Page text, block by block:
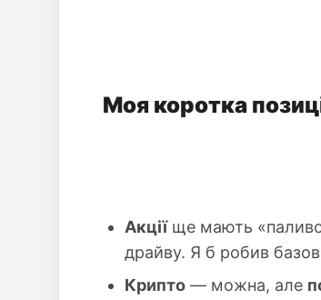
Моя коротка
Акціїще мають
драйву. Я б робив
Крипто — можна, але